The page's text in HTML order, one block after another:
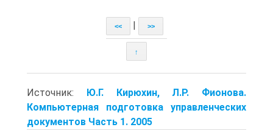
<< >>
↑
Источник: Ю.Г. Кирюхин, Л.Р. Фионова.
Компьютерная подготовка управленческих
документов Часть 1. 2005